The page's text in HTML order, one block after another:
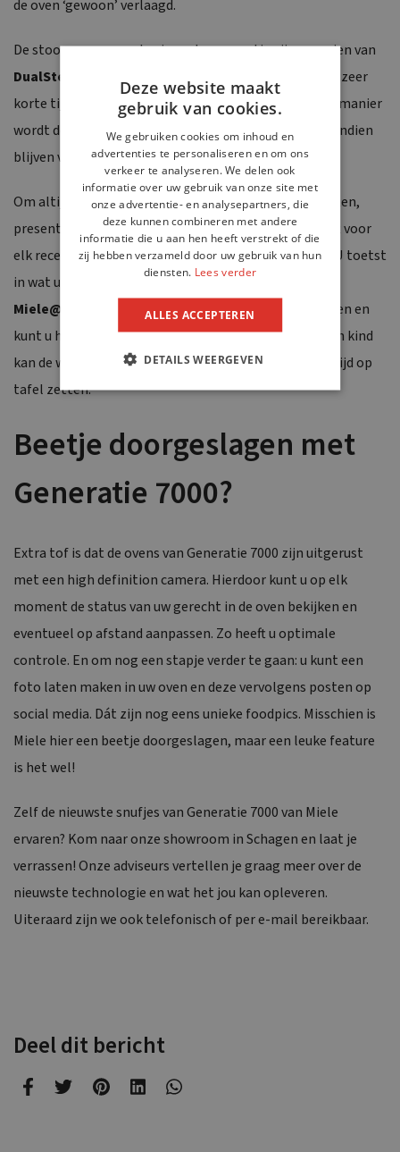
de oven ‘gewoon’ verlaagd.
De stoomovens van de nieuwste generatie zijn voorzien van
DualSteam
. Deze technologie verspreidt de stoom in zeer
korte tijd via twee inlaatopeningen in de oven. Op die manier
wordt de kwaliteit van uw gerecht gewaarborgd. Bovendien
blijven vitamines, smaak en kleur optimaal aanwezig.
Om altijd een sterrenmaaltijd op tafel te kunnen zetten,
presenteert Miele deDialog-oven. Dit apparaat heeft voor
elk recept een modus voor de ideale bereidingswijze. U toetst
in wat u wilt bereiden en de oven doet de rest. In de
Miele@mobile app
zijn al tal van recepten opgeslagen en
kunt u heel eenvoudig een programma selecteren. Een kind
kan de was doen, of beter gezegd: een heerlijke maaltijd op
tafel zetten.
Beetje doorgeslagen met
Generatie 7000?
Extra tof is dat de ovens van Generatie 7000 zijn uitgerust
met een high definition camera. Hierdoor kunt u op elk
moment de status van uw gerecht in de oven bekijken en
eventueel op afstand aanpassen. Zo heeft u optimale
controle. En om nog een stapje verder te gaan: u kunt een
foto laten maken in uw oven en deze vervolgens posten op
social media. Dát zijn nog eens unieke foodpics. Misschien is
Miele hier een beetje doorgeslagen, maar een leuke feature
is het wel!
Zelf de nieuwste snufjes van Generatie 7000 van Miele
ervaren? Kom naar onze showroom in Schagen en laat je
verrassen! Onze adviseurs vertellen je graag meer over de
nieuwste technologie en wat het jou kan opleveren.
Uiteraard zijn we ooktelefonisch of per e-mail bereikbaar.
Deel dit bericht
Deze website maakt
gebruik van cookies.
We gebruiken cookies om inhoud en
advertenties te personaliseren en om ons
verkeer te analyseren. We delen ook
informatie over uw gebruik van onze site met
onze advertentie- en analysepartners, die
deze kunnen combineren met andere
informatie die u aan hen heeft verstrekt of die
zij hebben verzameld door uw gebruik van hun
diensten. Lees verder
ALLES ACCEPTEREN
DETAILS WEERGEVEN